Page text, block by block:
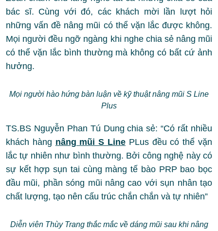
bác sĩ. Cùng với đó, các khách mời lần lượt hỏi
những vấn đề nâng mũi có thể vặn lắc được không.
Mọi người đều ngỡ ngàng khi nghe chia sẻ nâng mũi
có thể vặn lắc bình thường mà không có bất cứ ảnh
hưởng.
Mọi người hào hứng bàn luận về kỹ thuật nâng mũi S Line
Plus
TS.BS Nguyễn Phan Tú Dung chia sẻ: “Có rất nhiều
khách hàng nâng mũi S Line PLus đều có thể vặn
lắc tự nhiên như bình thường. Bởi công nghệ này có
sự kết hợp sụn tai cùng màng tế bào PRP bao bọc
đầu mũi, phần sóng mũi nâng cao với sụn nhân tạo
chất lượng, tạo nên cấu trúc chắn chắn và tự nhiên”
Diễn viên Thùy Trang thắc mắc về dáng mũi sau khi nâng